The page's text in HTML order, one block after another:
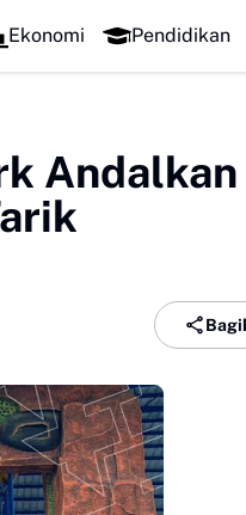
Ekonomi Pendidikan
Andalkan